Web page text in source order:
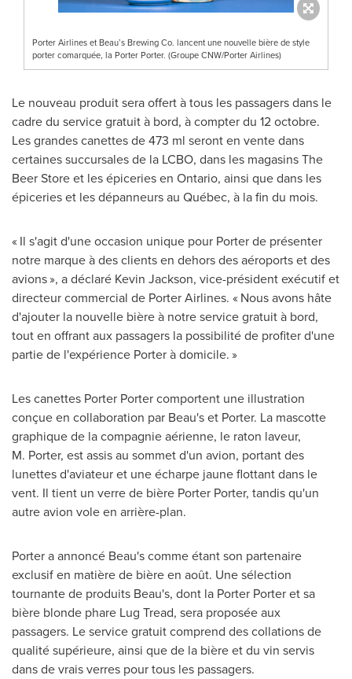
Porter Airlines et Beau’s Brewing Co. lancent une nouvelle bière de style
porter comarquée, la Porter Porter. (Groupe CNW/Porter Airlines)
Le nouveau produit sera offert à tous les passagers dans le
cadre du service gratuit à bord, à compter du 12 octobre.
Les grandes canettes de 473 ml seront en vente dans
certaines succursales de la LCBO, dans les magasins The
Beer Store et les épiceries en Ontario, ainsi que dans les
épiceries et les dépanneurs au Québec, à la fin du mois.
« Il s'agit d'une occasion unique pour Porter de présenter
notre marque à des clients en dehors des aéroports et des
avions », a déclaré Kevin Jackson, vice-président exécutif et
directeur commercial de Porter Airlines. « Nous avons hâte
d'ajouter la nouvelle bière à notre service gratuit à bord,
tout en offrant aux passagers la possibilité de profiter d'une
partie de l'expérience Porter à domicile. »
Les canettes Porter Portercomportent une illustration
conçue en collaboration par Beau's et Porter. La mascotte
graphique de la compagnie aérienne, le raton laveur,
M. Porter, est assis au sommet d'un avion, portant des
lunettes d'aviateur et une écharpe jaune flottant dans le
vent. Il tient un verre de bière Porter Porter, tandis qu'un
autre avion vole en arrière-plan.
Porter a annoncé Beau's comme étant son partenaire
exclusif en matière de bière en août. Une sélection
tournante de produits Beau's, dont la Porter Porteret sa
bière blonde phare Lug Tread, sera proposée aux
passagers. Le service gratuit comprend des collations de
qualité supérieure, ainsi que de la bière et du vin servis
dans de vrais verres pour tous les passagers.